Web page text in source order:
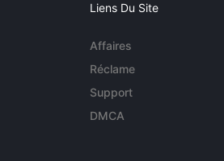
Liens Du Site
Affaires
Réclame
Support
DMCA